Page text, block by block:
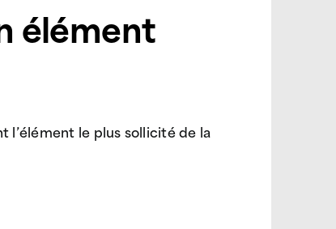
élément
l’élément le plus sollicité de la